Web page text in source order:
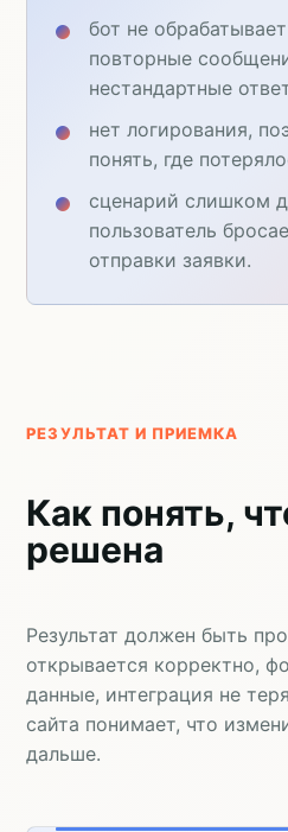
бот не
повторные
нестандартные
нет логирования,
понять, где
сценарий слишком
пользователь
отправки заявки.
РЕЗУЛЬТАТ И ПРИЕМКА
Как понять,
решена
Результат должен быть
открывается корректно,
данные, интеграция не
сайта понимает, что
дальше.